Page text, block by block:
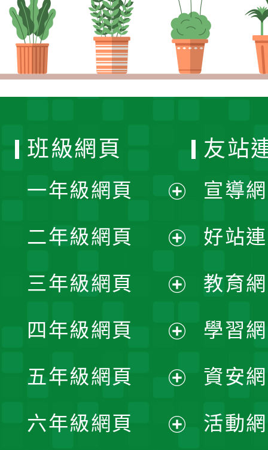
班級網頁
一年級網頁
開
選
單
二年級網頁
開
選
單
三年級網頁
開
選
單
四年級網頁
開
選
五年級網頁
開
六年級網頁
友站
宣導
好站
教育
學習
資安
活動